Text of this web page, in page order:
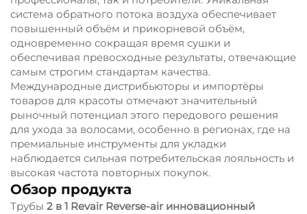
система обратного потока воздуха обеспечивает
повышенный объём и прикорневой объём,
одновременно сокращая время сушки и
обеспечивая превосходные результаты, отвечающие
самым строгим стандартам качества.
Международные дистрибьюторы и импортёры
товаров для красоты отмечают значительный
рыночный потенциал этого передового решения
для ухода за волосами, особенно в регионах, где на
премиальные инструменты для укладки
наблюдается сильная потребительская лояльность и
высокая частота повторных покупок.
Обзор продукта
Трубы 2 в 1 Revair Reverse-air инновационный